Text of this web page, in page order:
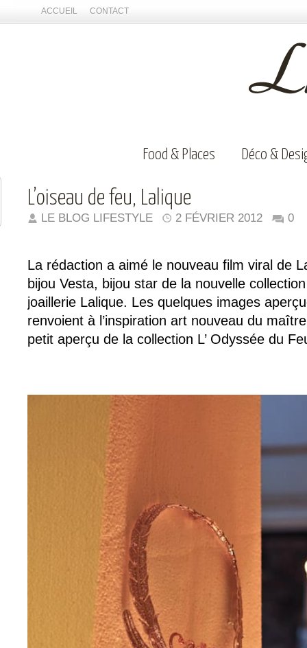
ACCUEIL CONTACT
Food & Places Déco &
L’oiseau de feu, Lalique
LE BLOG LIFESTYLE 2 FÉVRIER 2012 0
La rédaction a aimé le nouveau film viral de
bijou Vesta, bijou star de la nouvelle
joaillerie Lalique. Les quelques images
renvoient à l’inspiration art nouveau du
petit aperçu de la collection L’ Odyssée du